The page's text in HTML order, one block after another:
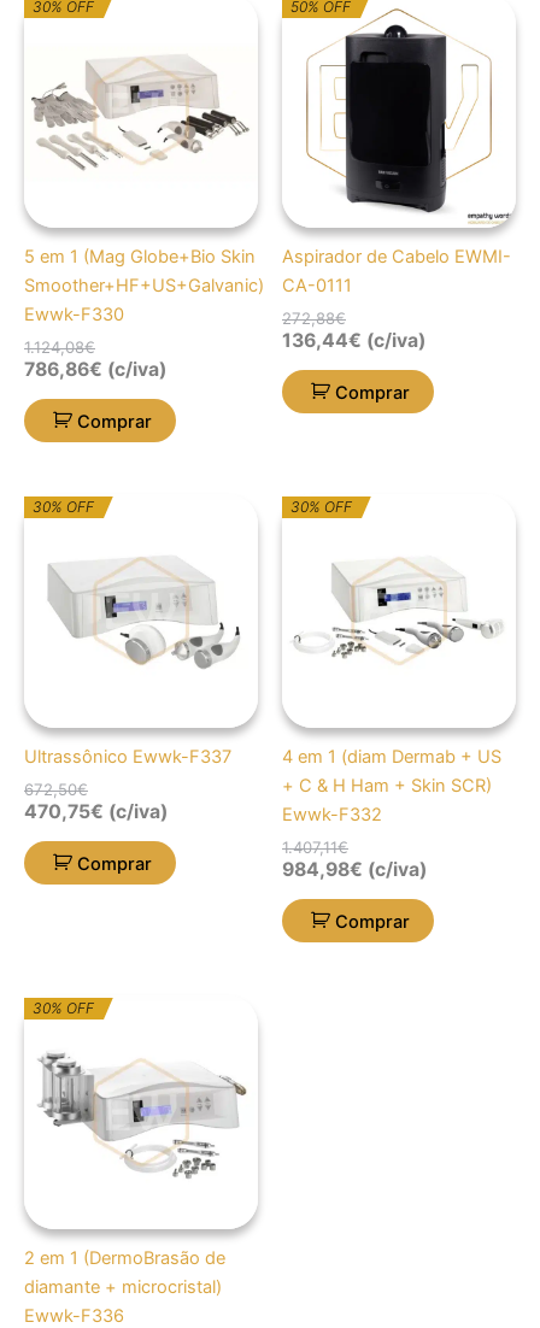
30% OFF
5 em 1 (Mag Globe+Bio Skin
Smoother+HF+US+Galvanic)
Ewwk-F330
1.124,08€
preço
era:
1.124,08€.
preço
é:
786,86€.
786,86€ (c/iva)
Comprar
50% OFF
Aspirador de Cabelo EWMI-
CA-0111
272,88€
preço
original
era:
272,88€.
preço
atual
é:
136,44€.
136,44€ (c/iva)
Comprar
30% OFF
Ultrassônico Ewwk-F337
672,50€
O
preço
era:
672,50€.
O
preço
é:
470,75€.
470,75€ (c/iva)
Comprar
30% OFF
4 em 1 (diam Dermab + US
+ C & H Ham + Skin SCR)
Ewwk-F332
1.407,11€
O
preço
era:
1.407,11€.
O
preço
984,98€.
984,98€ (c/iva)
Comprar
30% OFF
2 em 1 (DermoBrasão de
diamante + microcristal)
Ewwk-F336
O
preço
era:
1.217,19€.
O
preço
852,03€.